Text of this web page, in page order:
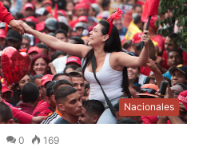
Nacionales
0 169